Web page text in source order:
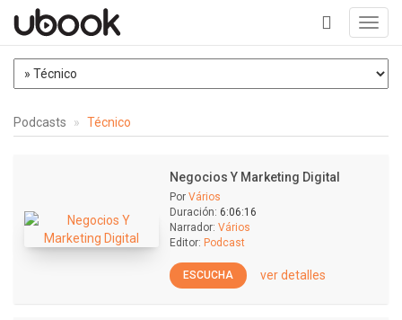
+
Podcasts Técnico
Negocios Y Marketing Digital
Por Vários
Duración: 6:06:16
Narrador: Vários
Editor: Podcast
ESCUCHA ver detalles